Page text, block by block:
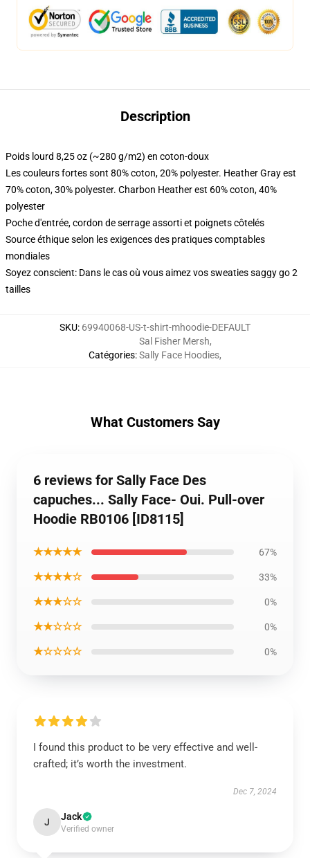
Description
Poids lourd 8,25 oz (~280 g/m2) en coton-doux
Les couleurs fortes sont 80% coton, 20% polyester. Heather Gray est
70% coton, 30% polyester. Charbon Heather est 60% coton, 40%
polyester
Poche d'entrée, cordon de serrage assorti et poignets côtelés
Source éthique selon les exigences des pratiques comptables
mondiales
Soyez conscient: Dans le cas où vous aimez vos sweaties saggy go 2
tailles
SKU: 69940068-US-t-shirt-mhoodie-DEFAULT
Catégories:
Sal Fisher Mersh,
Sally Face Hoodies,
What Customers Say
6 reviews for Sally Face Des
capuches... Sally Face- Oui. Pull-over
Hoodie RB0106 [ID8115]
★★★★★ 67%
★★★★☆ 33%
★★★☆☆ 0%
★★☆☆☆ 0%
★☆☆☆☆ 0%
I found this product to be very effective and well-
crafted; it’s worth the investment.
Dec 7, 2024
J Jack
Verified owner